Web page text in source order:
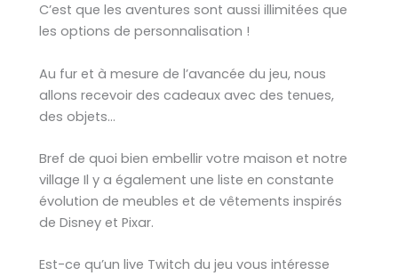
C’est que les aventures sont aussi illimitées que
les options de personnalisation !
Au fur et à mesure de l’avancée du jeu, nous
allons recevoir des cadeaux avec des tenues,
des objets…
Bref de quoi bien embellir votre maison et notre
village Il y a également une liste en constante
évolution de meubles et de vêtements inspirés
de Disney et Pixar.
Est-ce qu’un live Twitch du jeu vous intéresse